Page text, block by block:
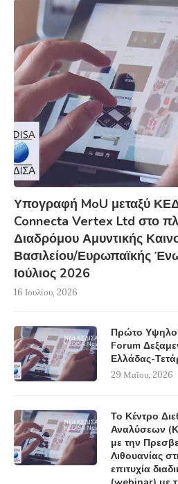
Υπογραφή MoU μεταξύ
Connecta Vertex Ltd στο
Διαδρόμου Αμυντικής
Βασιλείου/Ευρωπαϊκής
Ιούλιος 2026
16 Ιουλίου, 2026
Πρώτο
Forum
Ελλάδας-
29 Μαΐου, 2026
Το Κέντρο
Αναλύσεων
με την
Λιθουανίας
επιτυχία